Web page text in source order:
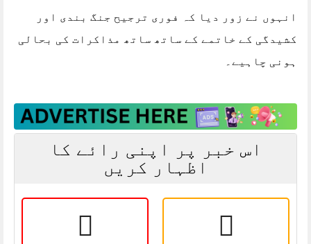
انہوں نے زور دیا کہ فوری ترجیح جنگ بندی اور
کشیدگی کے خاتمے کے ساتھ ساتھ مذاکرات کی بحالی
ہونی چاہیے۔
اس خبر پر اپنی رائے کا
اظہار کریں